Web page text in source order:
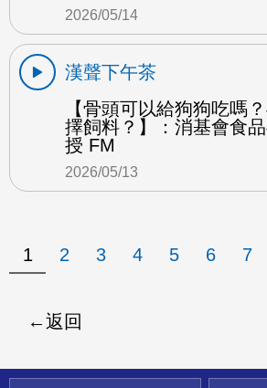
2026/05/14
漢聲下午茶
【骨頭可以給狗狗吃嗎
擇飼料？】：消基會食
授 FM
2026/05/13
1 2 3 4 5 6 7
返回